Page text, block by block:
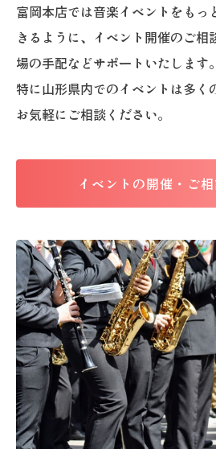
富岡本店では音楽イベントをもっ
きるように、イベント開催のご相
場の手配などサポートいたします。
特に山形県内でのイベントは多く
お気軽にご相談ください。
イベントの開催・ご